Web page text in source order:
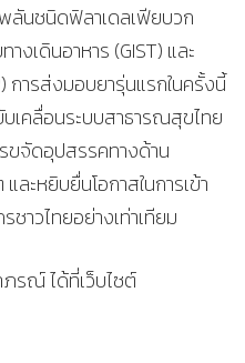
พลันชนิดฟิลาเดลเฟียบวก
างเดินอาหาร (GIST) และ
การส่งมอบยารุ่นแรกในครั้งนี้
เคลื่อนระบบสาธารณสุขไทย
ขจัดอุปสรรคทางด้าน
ะหยิบยื่นโอกาสในการเข้า
าวไทยอย่างเท่าเทียม
รณ์ ได้ที่เว็บไซต์